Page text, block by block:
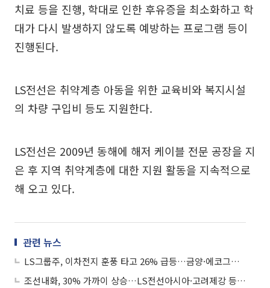
치료 등을 진행, 학대로 인한 후유증을 최소화하고 학
대가 다시 발생하지 않도록 예방하는 프로그램 등이
진행된다.
LS전선은 취약계층 아동을 위한 교육비와 복지시설
의 차량 구입비 등도 지원한다.
LS전선은 2009년 동해에 해저 케이블 전문 공장을 지
은 후 지역 취약계층에 대한 지원 활동을 지속적으로
해 오고 있다.
관련 뉴스
LS그룹주, 이차전지 훈풍 타고 26% 급등…금양·에코그룹은↓
조선내화, 30% 가까이 상승…LS전선아시아·고려제강 등 ‘상한가’